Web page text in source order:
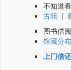
不知道
古籍 |
图书借
馆藏分布
上门借